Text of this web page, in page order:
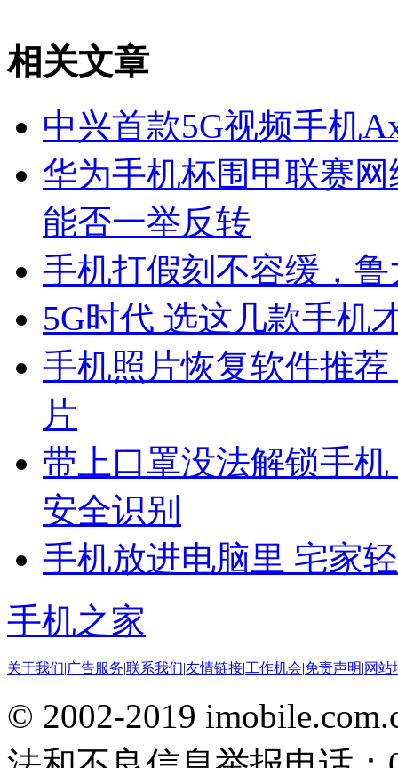
相关文章
中兴首款5G视频手机
华为手机杯围甲联赛
能否一举反转
手机打假刻不容缓，
5G时代 选这几款手机
手机照片恢复软件推
片
带上口罩没法解锁手
安全识别
手机放进电脑里 宅家
手机之家
关于我们|广告服务|联系我们|友情链接|工作机会|免责声明|网站
© 2002-2019